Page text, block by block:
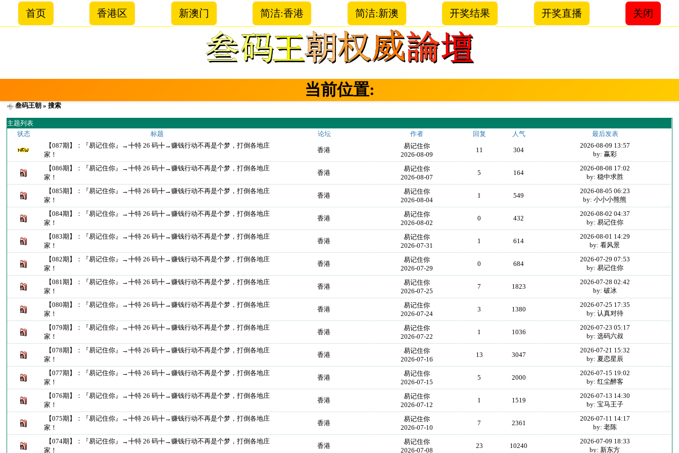
首页 香港区 新澳门 简洁:香港 简洁:新澳 开奖结果 开奖直播 关闭
当前位置:
叁码王朝 » 搜索
主题列表
状态
标题 论坛 作者 回复 人气
最后发表
【087期】：『易记住你』→╋特 26 码╋→赚钱行动不再是个梦，打倒各地庄
家！
香港
易记住你
2026-08-09
11 304
2026-08-09 13:57
by: 赢彩
【086期】：『易记住你』→╋特 26 码╋→赚钱行动不再是个梦，打倒各地庄
家！
香港
易记住你
2026-08-07
5 164
2026-08-08 17:02
by: 稳中求胜
【085期】：『易记住你』→╋特 26 码╋→赚钱行动不再是个梦，打倒各地庄
家！
香港
易记住你
2026-08-04
1 549
2026-08-05 06:23
by: 小小小熊熊
【084期】：『易记住你』→╋特 26 码╋→赚钱行动不再是个梦，打倒各地庄
家！
香港
易记住你
2026-08-02
0 432
2026-08-02 04:37
by: 易记住你
【083期】：『易记住你』→╋特 26 码╋→赚钱行动不再是个梦，打倒各地庄
家！
香港
易记住你
2026-07-31
1 614
2026-08-01 14:29
by: 看风景
【082期】：『易记住你』→╋特 26 码╋→赚钱行动不再是个梦，打倒各地庄
家！
香港
易记住你
2026-07-29
0 684
2026-07-29 07:53
by: 易记住你
【081期】：『易记住你』→╋特 26 码╋→赚钱行动不再是个梦，打倒各地庄
家！
香港
易记住你
2026-07-25
7 1823
2026-07-28 02:42
by: 破冰
【080期】：『易记住你』→╋特 26 码╋→赚钱行动不再是个梦，打倒各地庄
家！
香港
易记住你
2026-07-24
3 1380
2026-07-25 17:35
by: 认真对待
【079期】：『易记住你』→╋特 26 码╋→赚钱行动不再是个梦，打倒各地庄
家！
香港
易记住你
2026-07-22
1 1036
2026-07-23 05:17
by: 选码六叔
【078期】：『易记住你』→╋特 26 码╋→赚钱行动不再是个梦，打倒各地庄
家！
香港
易记住你
2026-07-16
13 3047
2026-07-21 15:32
by: 夏恋星辰
【077期】：『易记住你』→╋特 26 码╋→赚钱行动不再是个梦，打倒各地庄
家！
香港
易记住你
2026-07-15
5 2000
2026-07-15 19:02
by: 红尘醉客
【076期】：『易记住你』→╋特 26 码╋→赚钱行动不再是个梦，打倒各地庄
家！
香港
易记住你
2026-07-12
1 1519
2026-07-13 14:30
by: 宝马王子
【075期】：『易记住你』→╋特 26 码╋→赚钱行动不再是个梦，打倒各地庄
家！
香港
易记住你
2026-07-10
7 2361
2026-07-11 14:17
by: 老陈
【074期】：『易记住你』→╋特 26 码╋→赚钱行动不再是个梦，打倒各地庄
家！
香港
易记住你
2026-07-08
23 10240
2026-07-09 18:33
by: 新东方